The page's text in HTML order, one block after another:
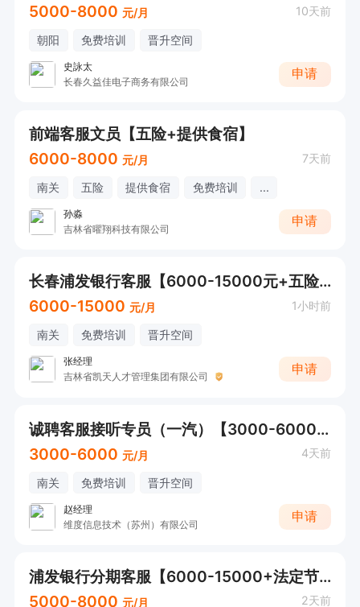
5000-8000 元/月 10天前
朝阳 免费培训 晋升空间
史詠太
长春久益佳电子商务有限公司
申请
前端客服文员【五险+提供食宿】
6000-8000 元/月 7天前
南关 五险 提供食宿 免费培训 ...
孙淼
吉林省曜翔科技有限公司
申请
长春浦发银行客服【6000-15000元+五险一金+节日福利】
6000-15000 元/月 1小时前
南关 免费培训 晋升空间
张经理
吉林省凯天人才管理集团有限公司
申请
诚聘客服接听专员（一汽）【3000-6000+年假+社保】
3000-6000 元/月 4天前
南关 免费培训 晋升空间
赵经理
维度信息技术（苏州）有限公司
申请
浦发银行分期客服【6000-15000+法定节假日休+五险一金；节日福利】
5000-8000 元/月 2天前